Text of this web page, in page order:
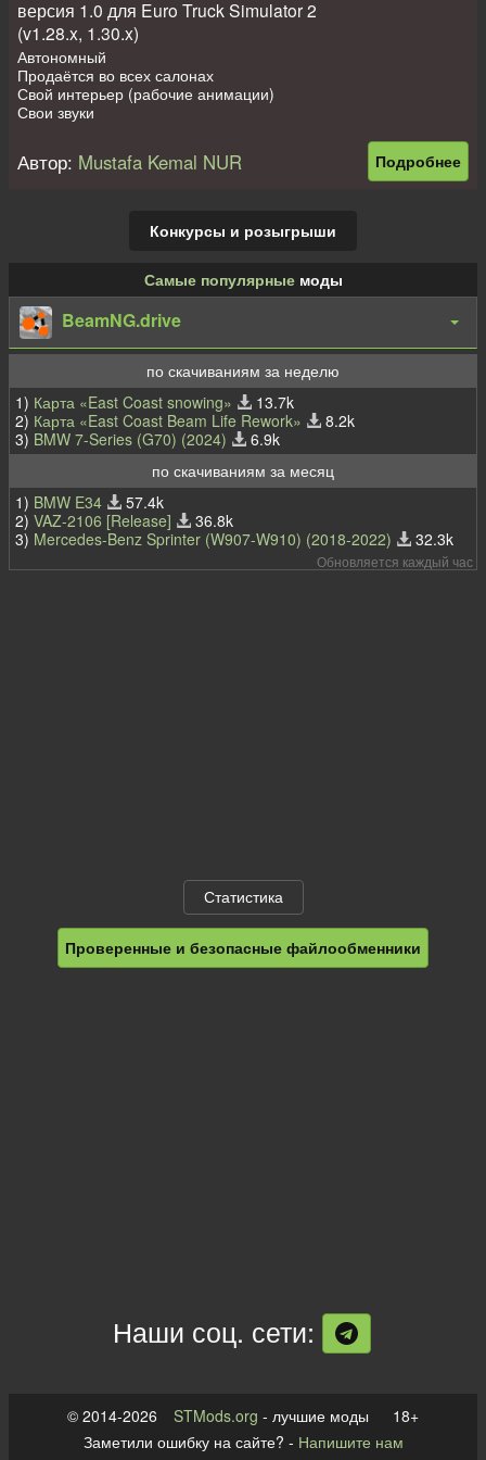
Предупреждение: Для того что бы пассажиры чаще
попадались можно отключить стоковые прицепы
версия 1.0 для Euro Truck Simulator 2
(v1.28.x, 1.30.x)
Автономный
Продаётся во всех салонах
Свой интерьер (рабочие анимации)
Свои звуки
Поддержка DLC Cabin
Мод на пассажиров
Мод на пассажиров хорош тем что он подходит ко всем
Предупреждение: Для того что бы пассажиры чаще
попадались можно отключить стоковые прицепыэтим модом
Тюнинг
-1 Антенна
-5 Глушителей
-14 Колёс
-Много слотов для тюнинга
Подробнее
Автор: Mustafa Kemal NUR
Конкурсы и розыгрыши
Самые популярныемоды
BeamNG.drive
по скачиваниям за неделю
1) Карта «East Coast snowing»
13.7k
2) Карта «East Coast Beam Life Rework»
8.2k
3) BMW 7-Series (G70) (2024)
6.9k
по скачиваниям за месяц
1) BMW E34
57.4k
2) VAZ-2106 [Release]
36.8k
3) Mercedes-Benz Sprinter (W907-W910) (2018-2022) 32.3k
Обновляется каждый час
Статистика
Проверенные и безопасные файлообменники
Наши соц. сети:
© 2014-2026 STMods.org - лучшие моды 18+
Заметили ошибку на сайте? - Напишите нам